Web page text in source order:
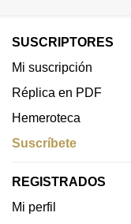
SUSCRIPTORES
Mi suscripción
Réplica en PDF
Hemeroteca
Suscríbete
REGISTRADOS
Mi perfil